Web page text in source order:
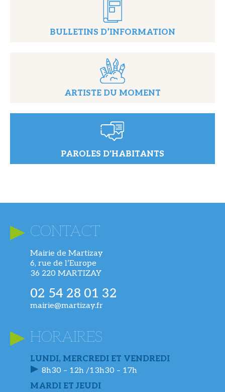
BULLETINS D’INFORMATION
ARTISTE DU MOMENT
PAROLES D'HABITANTS
CONTACT
Mairie de Martizay
6, rue de l’Europe
36 220 MARTIZAY
02 54 28 01 32
mairie@martizay.fr
HORAIRES
LUNDI, MERCREDI ET VENDREDI
8h30 – 12h /13h30 – 17h
MARDI ET JEUDI